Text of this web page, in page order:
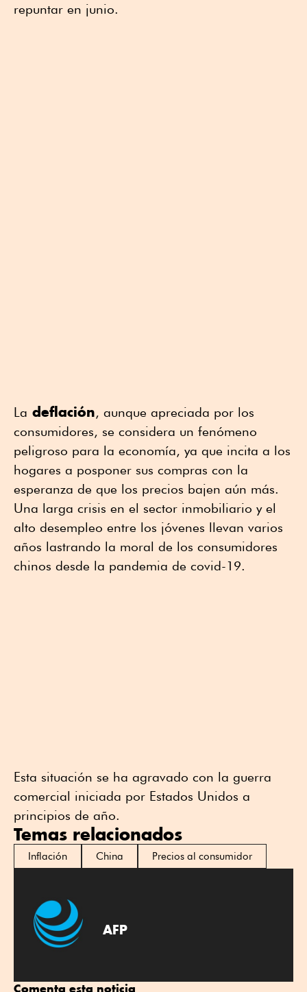
repuntar en junio.
La deflación, aunque apreciada por los
consumidores, se considera un fenómeno
peligroso para la economía, ya que incita a los
hogares a posponer sus compras con la
esperanza de que los precios bajen aún más.
Una larga crisis en el sector inmobiliario y el
alto desempleo entre los jóvenes llevan varios
años lastrando la moral de los consumidores
chinos desde la pandemia de covid-19.
Esta situación se ha agravado con la guerra
comercial iniciada por Estados Unidos a
principios de año.
Temas relacionados
Inflación China Precios al consumidor
AFP
Comenta esta noticia